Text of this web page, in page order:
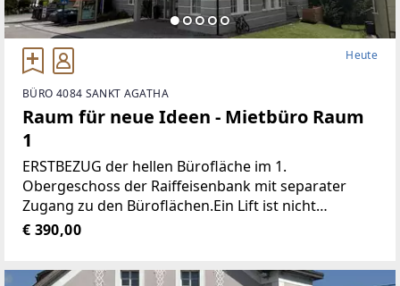
Heute
BÜRO 4084 SANKT AGATHA
Raum für neue Ideen - Mietbüro Raum
1
ERSTBEZUG der hellen Bürofläche im 1.
Obergeschoss der Raiffeisenbank mit separater
Zugang zu den Büroflächen.Ein Lift ist nicht
vorhanden!Jedes Büro ist mit einem Schließsystem
€ 390,00